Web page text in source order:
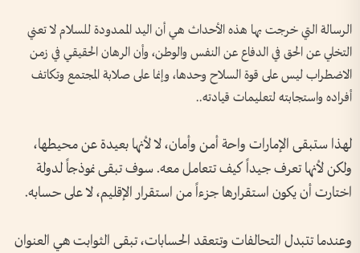
الرسالة التي خرجت بها هذه الأحداث هي أن اليد الممدودة للسلام لا تعني
التخلي عن الحق في الدفاع عن النفس والوطن، وأن الرهان الحقيقي في زمن
الاضطراب ليس على قوة السلاح وحدها، وإنما على صلابة المجتمع وتكاتف
أفراده واستجابته لتعليمات قيادته..
لهذا ستبقى الإمارات واحة أمن وأمان، لا لأنها بعيدة عن محيطها،
ولكن لأنها تعرف جيداً كيف تتعامل معه. سوف تبقى نموذجاً لدولة
اختارت أن يكون استقرارها جزءاً من استقرار الإقليم، لا على حسابه.
وعندما تتبدل التحالفات وتتعقد الحسابات، تبقى الثوابت هي العنوان